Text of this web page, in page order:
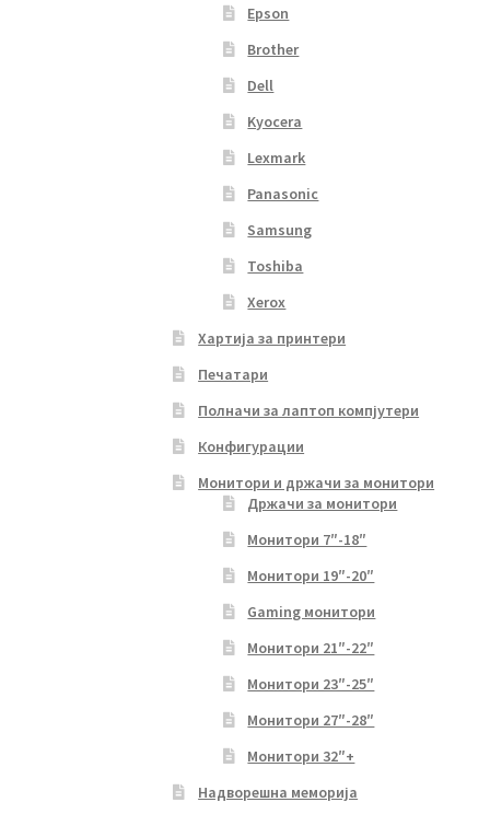
Epson
Brother
Dell
Kyocera
Lexmark
Panasonic
Samsung
Toshiba
Xerox
Хартија за принтери
Печатари
Полначи за лаптоп компјутери
Конфигурации
Монитори и држачи за монитори
Држачи за монитори
Монитори 7″-18″
Монитори 19″-20″
Gaming монитори
Монитори 21″-22″
Монитори 23″-25″
Монитори 27″-28″
Монитори 32″+
Надворешна меморија